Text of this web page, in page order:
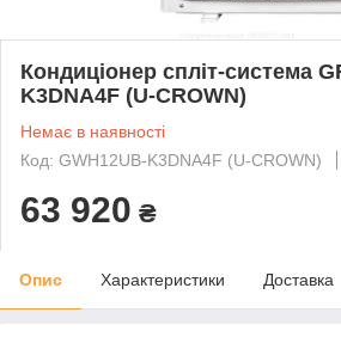
Кондиціонер спліт-система
K3DNA4F (U-CROWN)
Немає в наявності
Код: GWH12UB-K3DNA4F (U-CROWN)
63 920 ₴
Опис Характеристики Доставка